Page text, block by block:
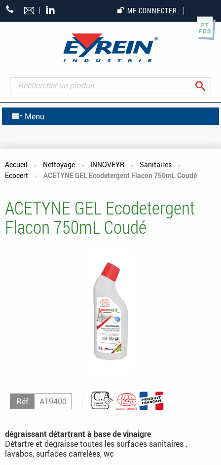
+33
(0)5
ME CONNECTER
Menu
Vous êtes ici
Accueil Nettoyage INNOVEYR
Sanitaires
Ecocert
ACETYNE GEL Ecodetergent Flacon 750mL Coudé
ACETYNE GEL Ecodetergent
Flacon 750mL Coudé
Réf. A19400
dégraissant détartrant à base de vinaigre
Détartre et dégraisse toutes les surfaces sanitaires :
lavabos, surfaces carrelées, wc